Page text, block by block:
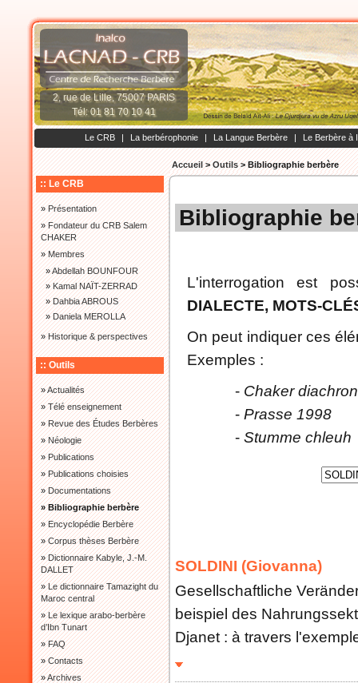
2, rue de Lille, 75007 PARIS
Tél: 01 81 70 10 41
Le CRB | La berbérophonie | La Langue Berbère | Le Berbère à
Accueil>Outils>Bibliographie berbère
:: Le CRB
»Présentation
»Fondateur du CRB Salem
CHAKER
»Membres
»Abdellah BOUNFOUR
»Kamal NAÏT-ZERRAD
»Dahbia ABROUS
»Daniela MEROLLA
»Historique & perspectives
:: Outils
»Actualités
»Télé enseignement
»Revue des Études Berbères
»Néologie
»Publications
»Publications choisies
»Documentations
» Bibliographie berbère
»Encyclopédie Berbère
»Corpus thèses Berbère
»Dictionnaire Kabyle, J.-M.
DALLET
»Le dictionnaire Tamazight du
Maroc central
»Le lexique arabo-berbère
d’Ibn Tunart
»FAQ
»Contacts
»Archives
Bibliographie
L'interrogation est
DIALECTE, MOTS-
On peut indiquer ces
Exemples :
- Chaker
- Prasse 1998
- Stumme chleuh
SOLDINI (Giovanna)
Gesellschaftliche
beispiel des
Djanet : à travers